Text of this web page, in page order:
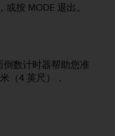
或按 MODE 退出。
数计时器帮助您准
（4 英尺），